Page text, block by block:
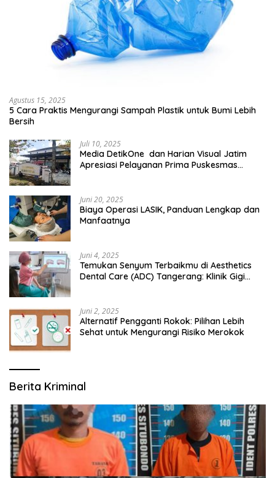
Agustus 15, 2025
5 Cara Praktis Mengurangi Sampah Plastik untuk Bumi Lebih
Bersih
Juli 10, 2025
Media DetikOne dan Harian Visual Jatim
Apresiasi Pelayanan Prima Puskesmas
Juni 20, 2025
Biaya Operasi LASIK, Panduan Lengkap dan
Manfaatnya
Juni 4, 2025
Temukan Senyum Terbaikmu di Aesthetics
Dental Care (ADC) Tangerang: Klinik Gigi
Juni 2, 2025
Alternatif Pengganti Rokok: Pilihan Lebih
Sehat untuk Mengurangi Risiko Merokok
Berita Kriminal